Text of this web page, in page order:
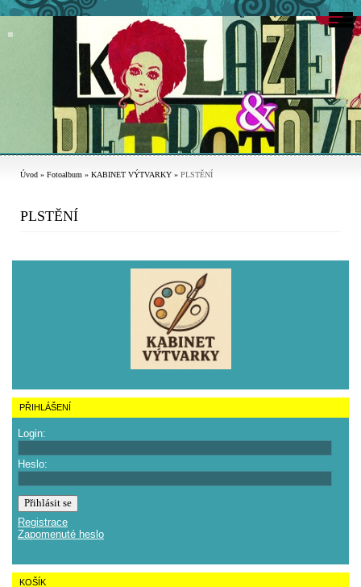
Úvod » Fotoalbum » KABINET VÝTVARKY » PLSTĚNÍ
PLSTĚNÍ
PŘIHLÁŠENÍ
Login:
Heslo:
Registrace
Zapomenuté heslo
KOŠÍK